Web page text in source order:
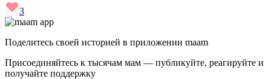
3
Поделитесь своей историей в приложении maam
Присоединяйтесь к тысячам мам — публикуйте, реагируйте и
получайте поддержку